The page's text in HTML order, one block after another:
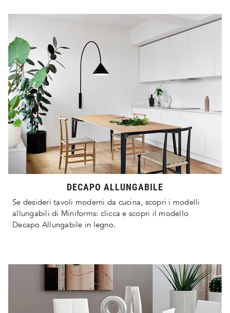
DECAPO ALLUNGABILE
Se desideri tavoli moderni da cucina, scopri i modelli
allungabili di Miniforms: clicca e scopri il modello
Decapo Allungabile in legno.